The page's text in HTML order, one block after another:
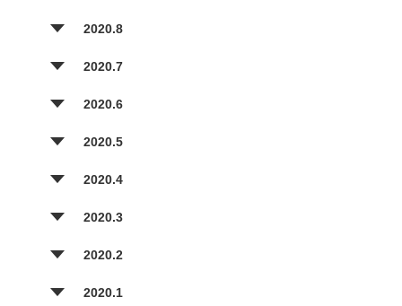
2020.8
2020.7
2020.6
2020.5
2020.4
2020.3
2020.2
2020.1